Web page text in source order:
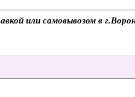
или самовывозом в